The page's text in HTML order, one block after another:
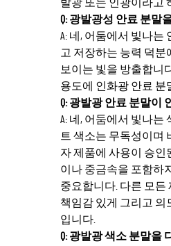
발광 또는 인광이라고
Q: 광발광성 안료 분말
A: 네, 어둠에서 빛나
고 저장하는 능력 덕분
보이는 빛을 방출합니
용도에 인화광 안료 분
Q: 광발광 안료 분말이
A: 네, 어둠에서 빛나
트 색소는 무독성이며
자 제품에 사용이 승인
이나 중금속을 포함하
중요합니다. 다른 모든
책임감 있게 그리고 의
입니다.
Q: 광발광 색소 분말을